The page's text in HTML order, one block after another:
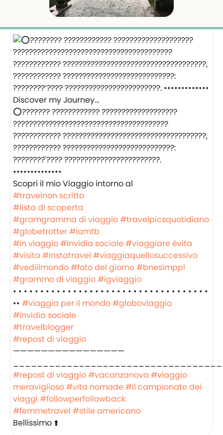
⭕️??????? ???????????? ???????????????????
???????????????????????????????????????
???????????? ????????????????????????????????????,
???????????? ????????????????????????????:
????????'???? ????????????????????????.
••••••••••••••
‍️Scopri il mio Viaggio intorno al
#travelnon scritto
#lista di scoperta
#gramgramma di viaggio#travelpicsquotidiano
#globetrotter#iamtb
#in viaggio#invidia sociale#viaggiare èvita
#visita #instatravel #viaggiaquellosuccessivo
#vediilmondo#foto del giorno#bnesimppl
#grammo di viaggio#igviaggio
• • • • • • • • • • • • • • • • • • • • • • • • • • • • • • • • • • • •
•• #viaggia per il mondo#globoviaggio
#invidia sociale
#travelblogger
#repost di viaggio
————————————————
#repost di viaggio#vacanzanova #viaggio
meraviglioso#vita nomade#il campionato dei
viaggi #followperfollowback
#femmetravel #stile americano
Bellissimo ⬆️